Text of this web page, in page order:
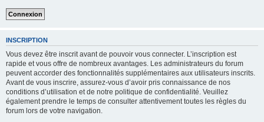
INSCRIPTION
Vous devez être inscrit avant de pouvoir vous connecter. L’inscription est
rapide et vous offre de nombreux avantages. Les administrateurs du forum
peuvent accorder des fonctionnalités supplémentaires aux utilisateurs inscrits.
Avant de vous inscrire, assurez-vous d’avoir pris connaissance de nos
conditions d’utilisation et de notre politique de confidentialité. Veuillez
également prendre le temps de consulter attentivement toutes les règles du
forum lors de votre navigation.